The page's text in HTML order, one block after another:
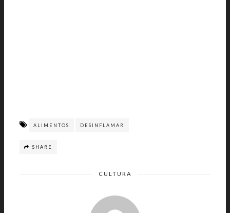
ALIMENTOS DESINFLAMAR
SHARE
CULTURA